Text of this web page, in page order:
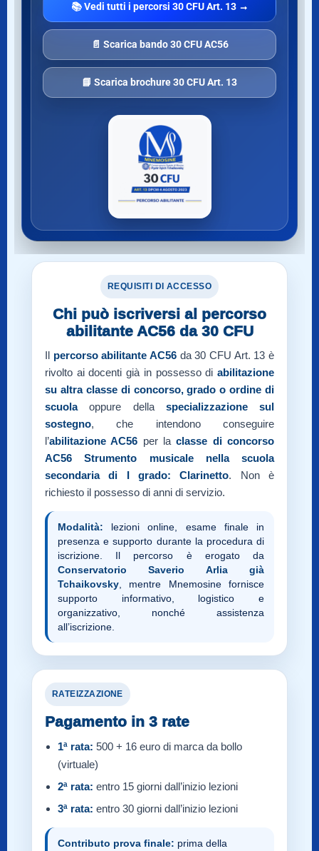
📚 Vedi tutti i percorsi 30 CFU Art. 13 →
📄 Scarica bando 30 CFU AC56
📘 Scarica brochure 30 CFU Art. 13
REQUISITI DI ACCESSO
Chi può iscriversi al percorso
abilitante AC56 da 30 CFU
Il percorso abilitante AC56 da 30 CFU Art. 13 è
rivolto ai docenti già in possesso di abilitazione
su altra classe di concorso, grado o ordine di
scuolaoppure della specializzazione sul
sostegno, che intendono conseguire
l’abilitazione AC56 per laclasse di concorso
AC56
Strumento musicale nella scuola
secondaria di I grado: Clarinetto. Non è
richiesto il possesso di anni di servizio.
Modalità: lezioni online, esame finale in
presenza e supporto durante la procedura di
iscrizione. Il percorso è erogato da
Conservatorio Saverio Arlia già
Tchaikovsky , mentre Mnemosine fornisce
supporto informativo, logistico e
organizzativo, nonché assistenza
all’iscrizione.
RATEIZZAZIONE
Pagamento in 3 rate
1ª rata: 500 + 16 euro di marca da bollo
(virtuale)
2ª rata: entro 15 giorni dall’inizio lezioni
3ª rata: entro 30 giorni dall’inizio lezioni
Contributo prova finale: prima della